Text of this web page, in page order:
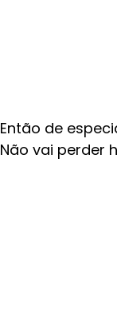
Então de
Não vai perder